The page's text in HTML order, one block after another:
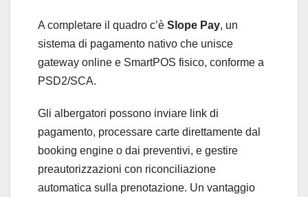
A completare il quadro c’è Slope Pay, un
sistema di pagamento nativo che unisce
gateway online e SmartPOS fisico, conforme a
PSD2/SCA.
Gli albergatori possono inviare link di
pagamento, processare carte direttamente dal
booking engine o dai preventivi, e gestire
preautorizzazioni con riconciliazione
automatica sulla prenotazione. Un vantaggio